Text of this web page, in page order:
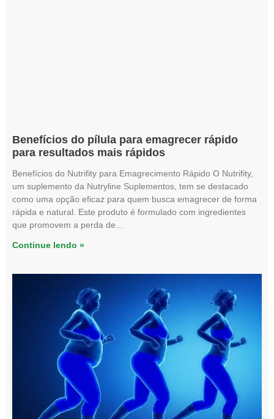
Benefícios do pílula para emagrecer rápido
para resultados mais rápidos
Benefícios do Nutrifity para Emagrecimento Rápido O Nutrifity,
um suplemento da Nutryline Suplementos, tem se destacado
como uma opção eficaz para quem busca emagrecer de forma
rápida e natural. Este produto é formulado com ingredientes
que promovem a perda de
Continue lendo »